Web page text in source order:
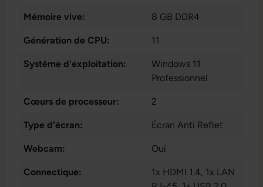
Mémoire vive: 8 GB DDR4
Génération de CPU: 11
Système d'exploitation:
Windows 11
Professionnel
Cœurs de processeur: 2
Type d'écran: Écran Anti Reflet
Webcam: Oui
Connectique: 1x HDMI 1.4, 1x LAN